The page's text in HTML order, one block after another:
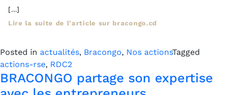
[…]
Lire la suite de l’article sur bracongo.cd
Posted in actualités, Bracongo, Nos actionsTagged
actions-rse, RDC2
BRACONGO partage son expertise